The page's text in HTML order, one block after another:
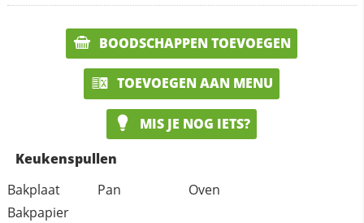
BOODSCHAPPEN TOEVOEGEN
TOEVOEGEN AAN MENU
MIS JE NOG IETS?
Keukenspullen
Bakplaat
Pan
Oven
Bakpapier